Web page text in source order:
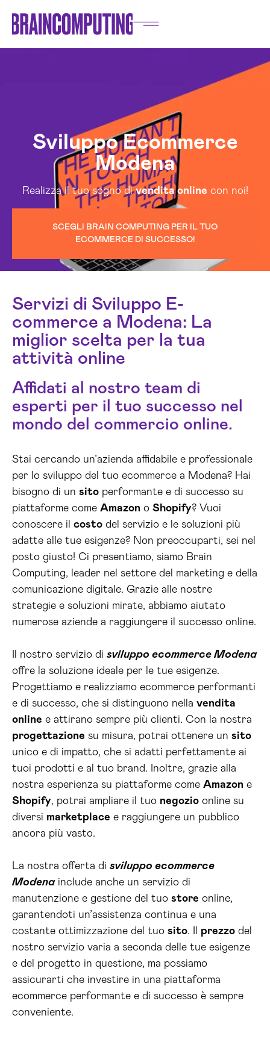
Sviluppo Ecommerce
Modena
Realizza il tuo sogno divendita online con noi!
SCEGLI BRAIN COMPUTING PER IL TUO
ECOMMERCE DI SUCCESSO!
Servizi di Sviluppo E-
commerce a Modena: La
miglior scelta per la tua
attività online
Affidati al nostro team di
esperti per il tuo successo nel
mondo del commercio online.
Stai cercando un’azienda affidabile e professionale
per lo sviluppo del tuo ecommerce a Modena? Hai
bisogno di un sito performante e di successo su
piattaforme come Amazon o Shopify? Vuoi
conoscere il costo del servizio e le soluzioni più
adatte alle tue esigenze? Non preoccuparti, sei nel
posto giusto! Ci presentiamo, siamo Brain
Computing, leader nel settore del marketing e della
comunicazione digitale. Grazie alle nostre
strategie e soluzioni mirate, abbiamo aiutato
numerose aziende a raggiungere il successo online.
Il nostro servizio di sviluppo ecommerce Modena
offre la soluzione ideale per le tue esigenze.
Progettiamo e realizziamo ecommerce performanti
e di successo, che si distinguono nella vendita
online e attirano sempre più clienti. Con la nostra
progettazione su misura, potrai ottenere un sito
unico e di impatto, che si adatti perfettamente ai
tuoi prodotti e al tuo brand. Inoltre, grazie alla
nostra esperienza su piattaforme come Amazon e
Shopify, potrai ampliare il tuo negozio online su
diversi marketplace e raggiungere un pubblico
ancora più vasto.
La nostra offerta di sviluppo ecommerce
Modenainclude anche un servizio di
manutenzione e gestione del tuo store online,
garantendoti un’assistenza continua e una
costante ottimizzazione del tuo sito. Il prezzo del
nostro servizio varia a seconda delle tue esigenze
e del progetto in questione, ma possiamo
assicurarti che investire in una piattaforma
ecommerce performante e di successo è sempre
conveniente.